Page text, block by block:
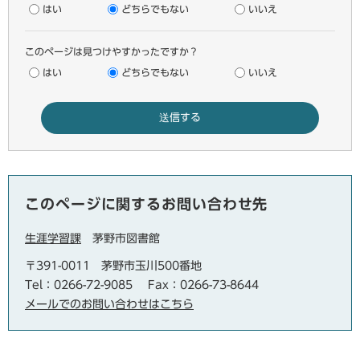
はい どちらでもない いいえ
このページは見つけやすかったですか？
はい どちらでもない いいえ
このページに関するお問い合わせ先
生涯学習課 茅野市図書館
〒391-0011 茅野市玉川500番地
Tel：0266-72-9085
Fax：0266-73-8644
メールでのお問い合わせはこちら